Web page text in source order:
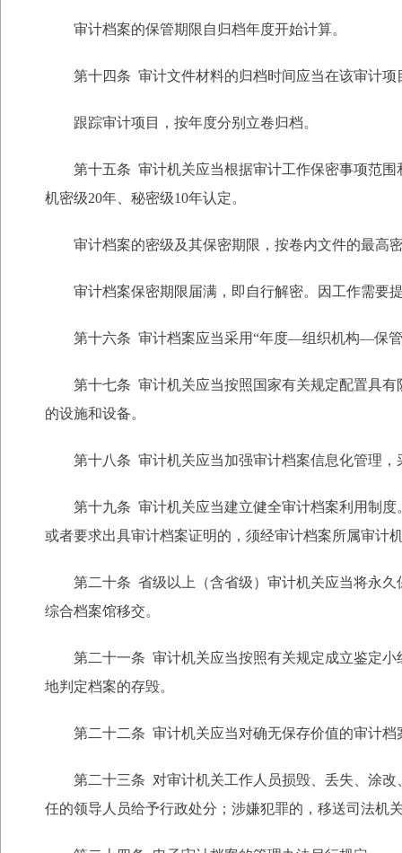
审计档案的保管期限自归档年度开始计算。
第十四条 审计文件材料的归档时间应当在该审计项
跟踪审计项目，按年度分别立卷归档。
第十五条 审计机关应当根据审计工作保密事项范围
机密级20年、秘密级10年认定。
审计档案的密级及其保密期限，按卷内文件的最高
审计档案保密期限届满，即自行解密。因工作需要提
第十六条 审计档案应当采用“年度—组织机构—保管
第十七条 审计机关应当按照国家有关规定配置具有
的设施和设备。
第十八条 审计机关应当加强审计档案信息化管理，
第十九条 审计机关应当建立健全审计档案利用制度
或者要求出具审计档案证明的，须经审计档案所属审计
第二十条 省级以上（含省级）审计机关应当将永久
综合档案馆移交。
第二十一条 审计机关应当按照有关规定成立鉴定小
地判定档案的存毁。
第二十二条 审计机关应当对确无保存价值的审计档
第二十三条 对审计机关工作人员损毁、丢失、涂改
任的领导人员给予行政处分；涉嫌犯罪的，移送司法机